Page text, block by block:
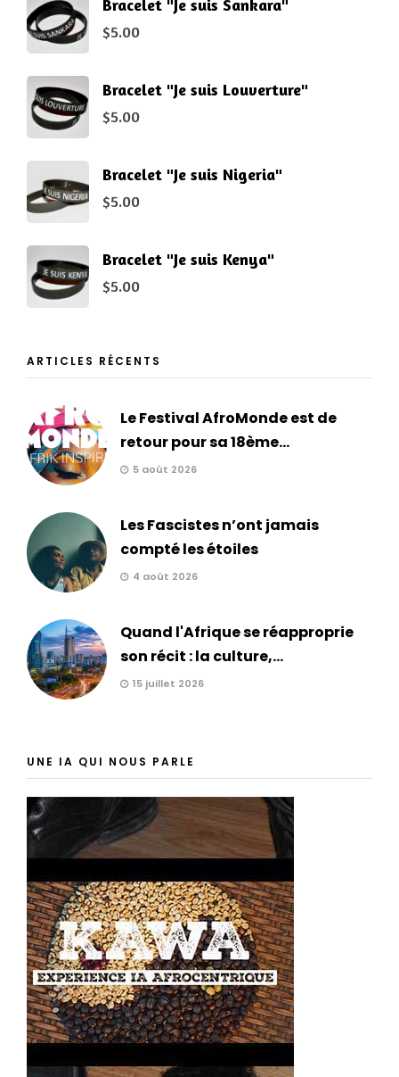
Bracelet "Je suis Sankara"
$5.00
Bracelet "Je suis Louverture"
$5.00
Bracelet "Je suis Nigeria"
$5.00
Bracelet "Je suis Kenya"
$5.00
ARTICLES RÉCENTS
Le Festival AfroMonde est de
retour pour sa 18ème...
5 août 2026
Les Fascistes n’ont jamais
compté les étoiles
4 août 2026
Quand l'Afrique se réapproprie
son récit : la culture,...
15 juillet 2026
UNE IA QUI NOUS PARLE